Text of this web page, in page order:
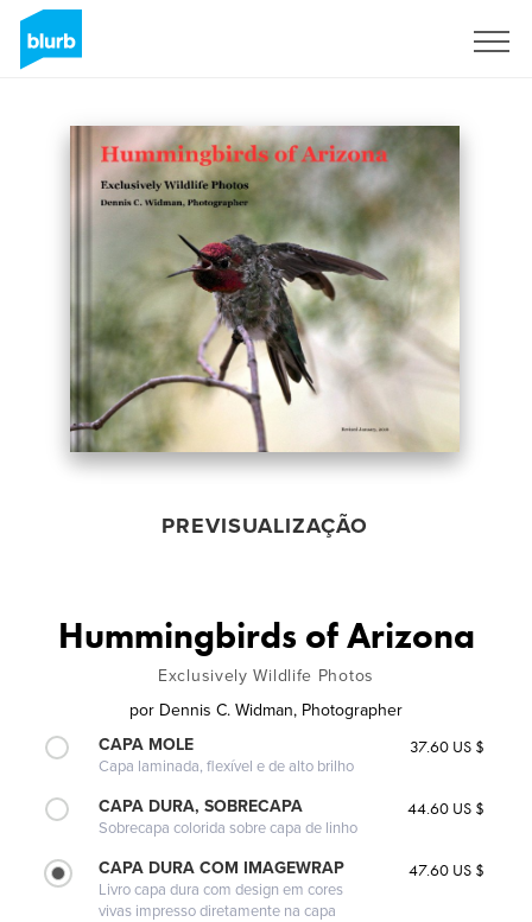
PREVISUALIZAÇÃO
Hummingbirds of Arizona
Exclusively Wildlife Photos
por Dennis C. Widman, Photographer
CAPA MOLE
Capa laminada, flexível e de alto brilho
37.60 US $
CAPA DURA, SOBRECAPA
Sobrecapa colorida sobre capa de linho
44.60 US $
CAPA DURA COM IMAGEWRAP
Livro capa dura com design em cores
vivas impresso diretamente na capa
47.60 US $